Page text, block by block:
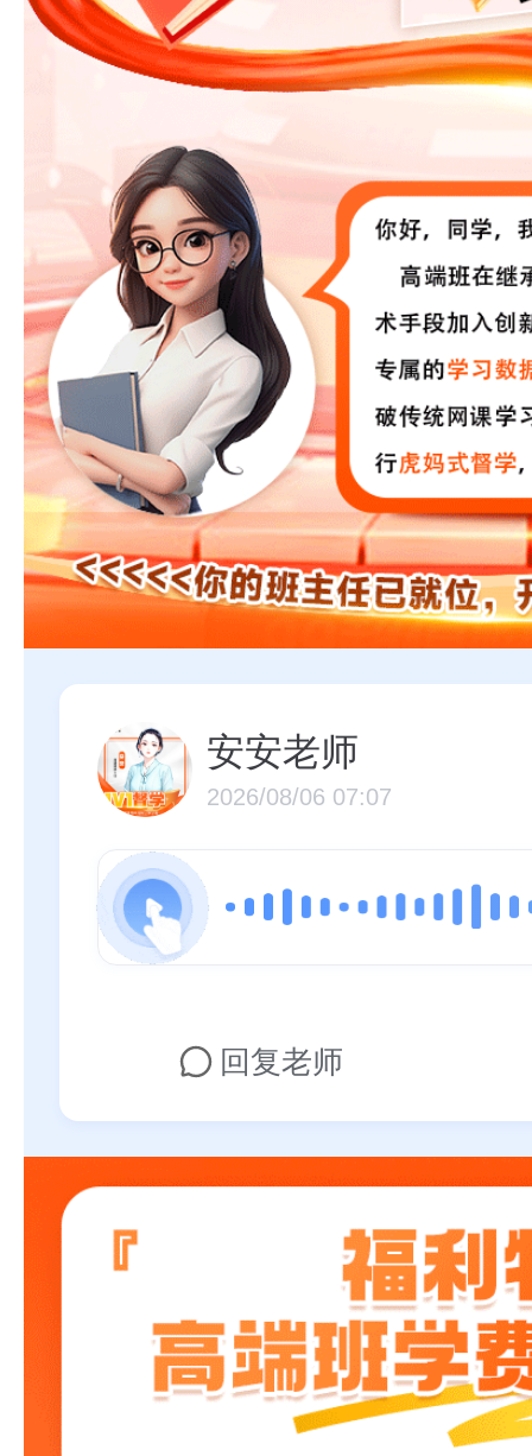
安安老师
2026/08/06 07:07
回复老师